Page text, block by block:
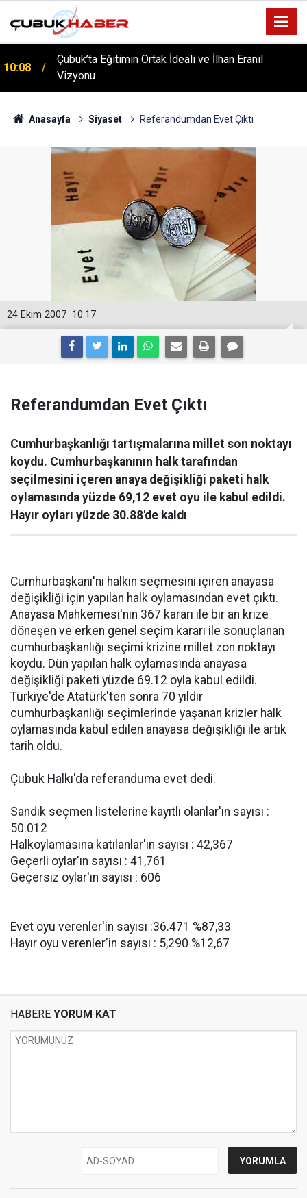
Çubuk’ta Eğitimin Ortak İdeali ve İlhan Eranıl
Vizyonu
12:06
ÇUBUK’TA ‘YAZA MERHABA’ COŞKUSU: Kursiyerler
Gönüllerince Eğlendi!
Anasayfa Siyaset Referandumdan Evet Çıktı
10:17
24 Ekim 2007
Referandumdan Evet Çıktı
Cumhurbaşkanlığı tartışmalarına millet son noktayı
koydu. Cumhurbaşkanının halk tarafından
seçilmesini içeren anaya değişikliği paketi halk
oylamasında yüzde 69,12 evet oyu ile kabul edildi.
Hayır oyları yüzde 30.88'de kaldı
Cumhurbaşkanı'nı halkın seçmesini içiren anayasa
değişikliği için yapılan halk oylamasından evet çıktı.
Anayasa Mahkemesi'nin 367 kararı ile bir an krize
döneşen ve erken genel seçim kararı ile sonuçlanan
cumhurbaşkanlığı seçimi krizine millet zon noktayı
koydu. Dün yapılan halk oylamasında anayasa
değişikliği paketi yüzde 69.12 oyla kabul edildi.
Türkiye'de Atatürk'ten sonra 70 yıldır
cumhurbaşkanlığı seçimlerinde yaşanan krizler halk
oylamasında kabul edilen anayasa değişikliği ile artık
tarih oldu.
Çubuk Halkı'da referanduma evet dedi.
Sandık seçmen listelerine kayıtlı olanlar'ın sayısı :
50.012
Halkoylamasına katılanlar'ın sayısı : 42,367
Geçerli oylar'ın sayısı : 41,761
Geçersiz oylar'ın sayısı : 606
Evet oyu verenler'in sayısı :36.471 %87,33
Hayır oyu verenler'in sayısı : 5,290 %12,67
HABERE YORUM KAT